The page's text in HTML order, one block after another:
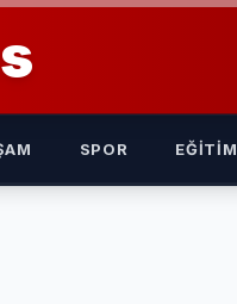
SPOR EĞITIM